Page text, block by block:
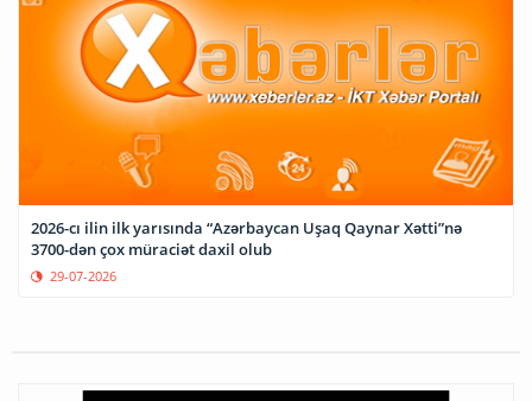
2026-cı ilin ilk yarısında “Azərbaycan Uşaq Qaynar Xətti”nə
3700-dən çox müraciət daxil olub
29-07-2026